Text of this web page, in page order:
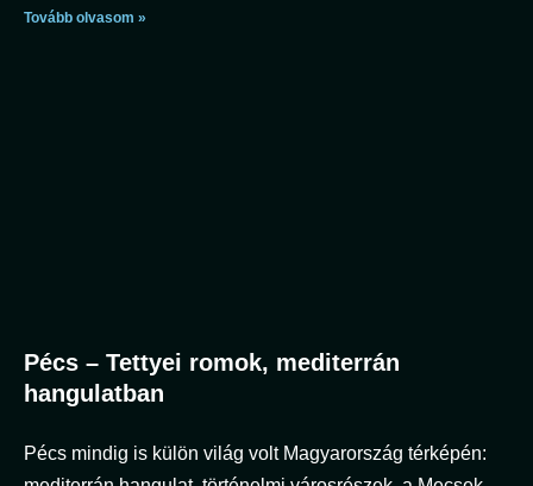
Tovább olvasom »
Pécs – Tettyei romok, mediterrán
hangulatban
Pécs mindig is külön világ volt Magyarország térképén: